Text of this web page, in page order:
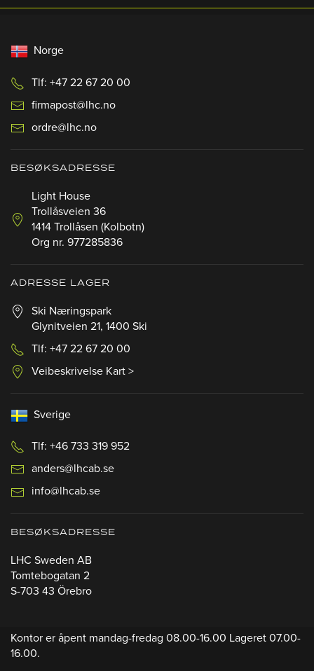
Norge
Tlf: +47 22 67 20 00
firmapost@lhc.no
ordre@lhc.no
BESØKSADRESSE
Light House
Trollåsveien 36
1414 Trollåsen (Kolbotn)
Org nr. 977285836
ADRESSE LAGER
Ski Næringspark
Glynitveien 21, 1400 Ski
Tlf: +47 22 67 20 00
Veibeskrivelse Kart >
Sverige
Tlf: +46 733 319 952
anders@lhcab.se
info@lhcab.se
BESØKSADRESSE
LHC Sweden AB
Tomtebogatan 2
S-703 43 Örebro
Kontor er åpent mandag-fredag 08.00-16.00 Lageret 07.00-
16.00.